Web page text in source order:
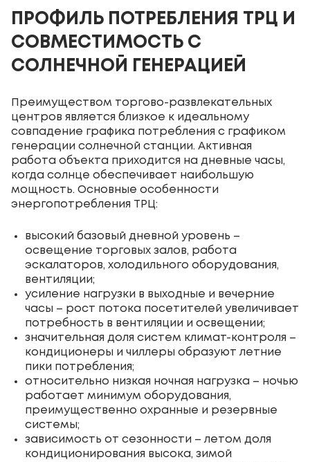
ПРОФИЛЬ ПОТРЕБЛЕНИЯ ТРЦ И
СОВМЕСТИМОСТЬ С
СОЛНЕЧНОЙ ГЕНЕРАЦИЕЙ
Преимуществом торгово-развлекательных
центров является близкое к идеальному
совпадение графика потребления с графиком
генерации солнечной станции. Активная
работа объекта приходится на дневные часы,
когда солнце обеспечивает наибольшую
мощность. Основные особенности
энергопотребления ТРЦ:
высокий базовый дневной уровень –
освещение торговых залов, работа
эскалаторов, холодильного оборудования,
вентиляции;
усиление нагрузки в выходные и вечерние
часы – рост потока посетителей увеличивает
потребность в вентиляции и освещении;
значительная доля систем климат-контроля –
кондиционеры и чиллеры образуют летние
пики потребления;
относительно низкая ночная нагрузка – ночью
работает минимум оборудования,
преимущественно охранные и резервные
системы;
зависимость от сезонности – летом доля
кондиционирования высока, зимой